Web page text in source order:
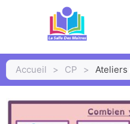
Accueil > CP > Ateliers